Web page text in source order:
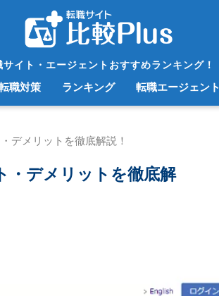
サイト・エージェントおすすめランキング！
職対策 ランキング 転職エージェント
デメリットを徹底解説！
・デメリットを徹底解